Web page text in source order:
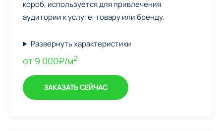
короб, используется для привлечения
аудитории к услуге, товару или бренду.
Развернуть характеристики
от 9 000₽/м2
ЗАКАЗАТЬ СЕЙЧАС